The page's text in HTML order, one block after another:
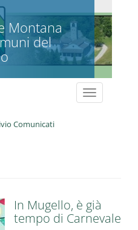
Montana
del
Toggle
navigation
Comunicati
In Mugello, è già
tempo di Carnevale